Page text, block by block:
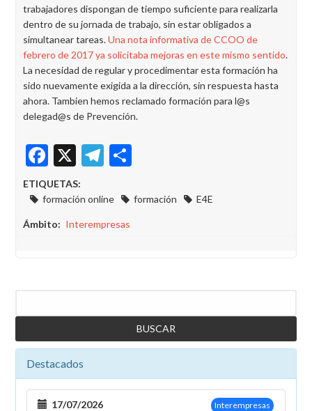
trabajadores dispongan de tiempo suficiente para realizarla
dentro de su jornada de trabajo, sin estar obligados a
simultanear tareas.Una nota informativa de CCOO de
febrero de 2017 ya solicitaba mejoras en este mismo sentido.
La necesidad de regular y procedimentar esta formación ha
sido nuevamente exigida a la dirección, sin respuesta hasta
ahora. Tambien hemos reclamado formación para l@s
delegad@s de Prevención.
Facebook
X Telegram
ETIQUETAS:
formación online
formación E4E
Ámbito Interempresas
Destacados
Interempresas
17/07/2026